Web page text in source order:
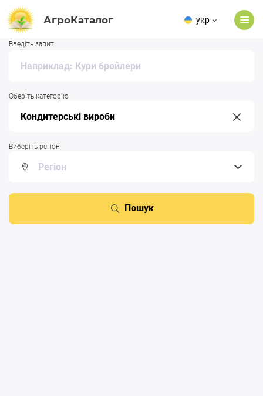
АгроКаталог укр
Введіть запит
Оберіть категорію
Виберіть регіон
Пошук